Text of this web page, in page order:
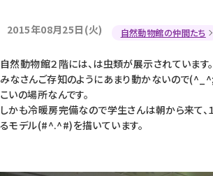
2015年08月25日(火) 自然動物館の仲間たち
自然動物館２階には、は虫類が展示されています。
みなさんご存知のようにあまり動かないので
こいの場所なんです。
しかも冷暖房完備なので学生さんは朝から来て、
るモデル(#^.^#)を描いています。